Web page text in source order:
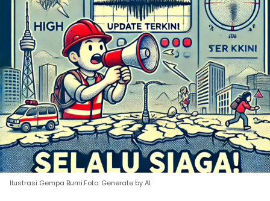
Ilustrasi Gempa Bumi.Foto: Generate by AI